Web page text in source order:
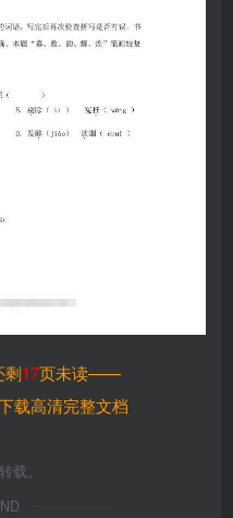
17页未读——
载高清完整文档
载。